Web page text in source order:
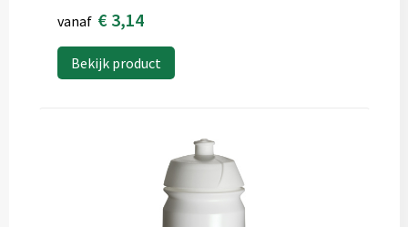
vanaf € 3,14
Bekijk product